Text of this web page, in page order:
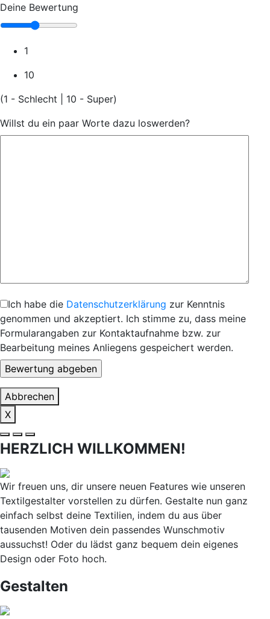
Deine Bewertung
1
10
(1 - Schlecht | 10 - Super)
Willst du ein paar Worte dazu loswerden?
Ich habe die Datenschutzerklärung zur Kenntnis
genommen und akzeptiert. Ich stimme zu, dass meine
Formularangaben zur Kontaktaufnahme bzw. zur
Bearbeitung meines Anliegens gespeichert werden.
Abbrechen
X
HERZLICH WILLKOMMEN!
Wir freuen uns, dir unsere neuen Features wie unseren
Textilgestalter vorstellen zu dürfen. Gestalte nun ganz
einfach selbst deine Textilien, indem du aus über
tausenden Motiven dein passendes Wunschmotiv
aussuchst! Oder du lädst ganz bequem dein eigenes
Design oder Foto hoch.
Gestalten